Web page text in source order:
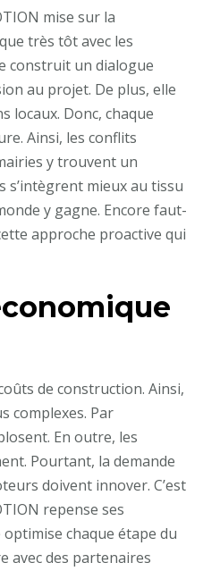
mise sur la
très tôt avec les
construit un dialogue
au projet. De plus, elle
locaux. Donc, chaque
Ainsi, les conflits
y trouvent un
s’intègrent mieux au tissu
y gagne. Encore faut-
approche proactive qui
de construction. Ainsi,
complexes. Par
En outre, les
Pourtant, la demande
doivent innover. C’est
repense ses
chaque étape du
avec des partenaires